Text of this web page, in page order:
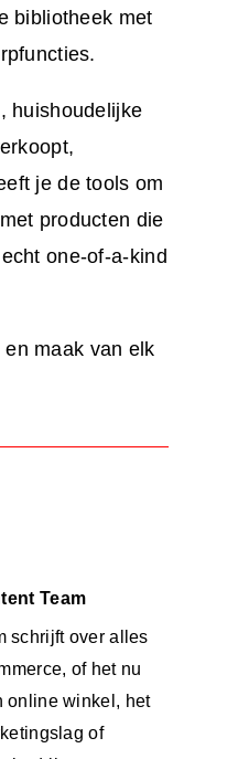
bibliotheek met
huishoudelijke
je de tools om
producten die
one-of-a-kind
maak van elk
Team
schrijft over alles
of het nu
online winkel, het
of